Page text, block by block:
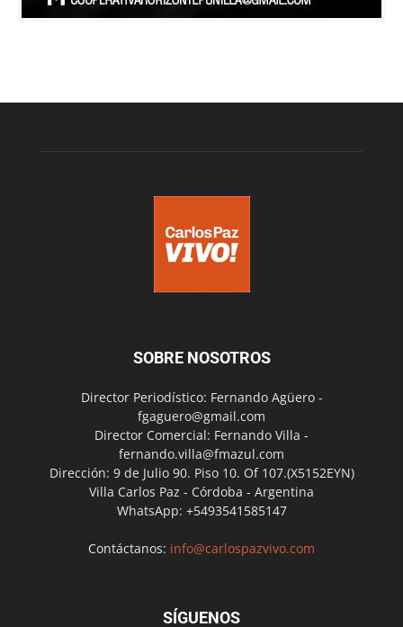
SOBRE NOSOTROS
Director Periodístico: Fernando Agüero -
fgaguero@gmail.com
Director Comercial: Fernando Villa -
fernando.villa@fmazul.com
Dirección: 9 de Julio 90. Piso 10. Of 107.(X5152EYN)
Villa Carlos Paz - Córdoba - Argentina
WhatsApp: +5493541585147
Contáctanos: info@carlospazvivo.com
SÍGUENOS